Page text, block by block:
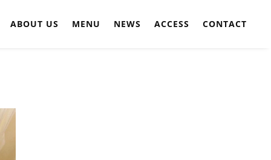
ABOUT US MENU NEWS ACCESS CONTACT